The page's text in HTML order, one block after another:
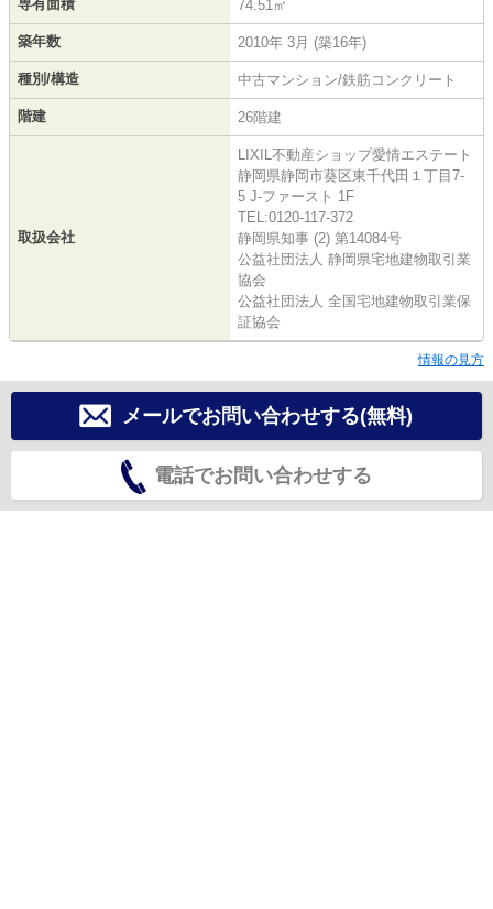
専有面積 74.51㎡
築年数 2010年 3月 (築16年)
種別/構造 中古マンション/鉄筋コンクリート
階建 26階建
取扱会社
LIXIL不動産ショップ愛情エステート
静岡県静岡市葵区東千代田１丁目7-
5 J-ファースト 1F
TEL:0120-117-372
静岡県知事 (2) 第14084号
公益社団法人 静岡県宅地建物取引業
協会
公益社団法人 全国宅地建物取引業保
証協会
情報の見方
メールでお問い合わせする(無料)
電話でお問い合わせする